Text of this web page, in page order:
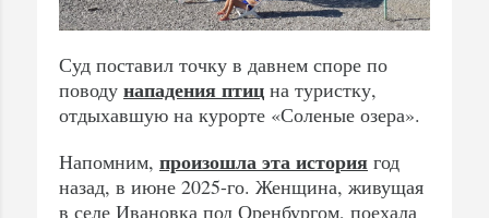
Суд поставил точку в давнем споре по
поводу нападения птиц на туристку,
отдыхавшую на курорте «Соленые озера».
Напомним, произошла эта история год
назад, в июне 2025-го. Женщина, живущая
в селе Ивановка под Оренбургом, поехала